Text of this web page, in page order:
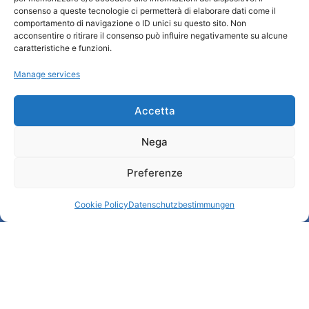
consenso a queste tecnologie ci permetterà di elaborare dati come il
comportamento di navigazione o ID unici su questo sito. Non
acconsentire o ritirare il consenso può influire negativamente su alcune
caratteristiche e funzioni.
Manage services
Accetta
Nega
Preferenze
Cookie PolicyDatenschutzbestimmungen
Wer sind wir
Informationsbüro und touristenempfang / IAT
Cookie Policy (UE)
Nützliche Dienstleistungen